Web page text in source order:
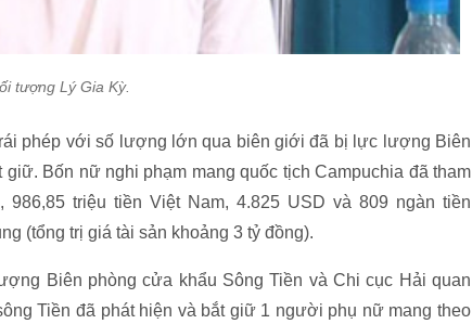
tượng Lý Gia Kỳ.
phép với số lượng lớn qua biên giới đã bị lực lượng Biên
Bốn nữ nghi phạm mang quốc tịch Campuchia đã tham
triệu tiền Việt Nam, 4.825 USD và 809 ngàn tiền
(tổng trị giá tài sản khoảng 3 tỷ đồng).
Biên phòng cửa khẩu Sông Tiền và Chi cục Hải quan
Tiền đã phát hiện và bắt giữ 1 người phụ nữ mang theo